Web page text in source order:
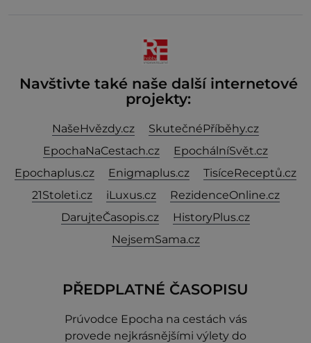
Navštivte také naše další internetové
projekty:
NašeHvězdy.cz
SkutečnéPříběhy.cz
EpochaNaCestach.cz
EpochálníSvět.cz
Epochaplus.cz
Enigmaplus.cz
TisíceReceptů.cz
21Stoleti.cz
iLuxus.cz
RezidenceOnline.cz
DarujteČasopis.cz
HistoryPlus.cz
NejsemSama.cz
PŘEDPLATNÉ ČASOPISU
Prúvodce Epocha na cestách vás
provede nejkrásnějšími výlety do